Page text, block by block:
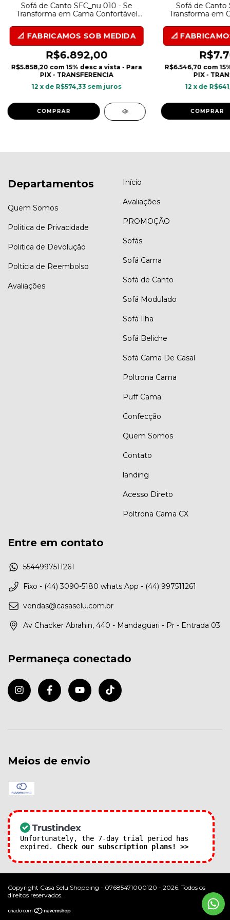
Sofá de Canto SFC_nu 010 - Se
Transforma em Cama Confortável
R$6.892,00
R$5.858,20 com 15% desc a vista - Para
PIX - TRANSFERENCIA
12 x de R$574,33 sem juros
COMPRAR
Sofá de Canto
Transforma em
R$6.546,70 com
PIX -
12 x de
COMPRAR
Departamentos
Quem Somos
Politica de Privacidade
Politica de Devolução
Polticia de Reembolso
Avaliações
Início
Avaliações
PROMOÇÃO
Sofás
Sofá Cama
Sofá de Canto
Sofá Modulado
Sofá Ilha
Sofá Beliche
Sofá Cama De Casal
Poltrona Cama
Puff Cama
Confecção
Quem Somos
Contato
landing
Acesso Direto
Poltrona Cama CX
Entre em contato
5544997511261
Fixo - (44) 3090-5180 whats App - (44) 997511261
vendas@casaselu.com.br
Av Chacker Abrahin, 440 - Mandaguari - Pr - Entrada 03
Permaneça conectado
Meios de envio
Unfortunately, the 7-day trial period has
expired. Check our subscription plans! >>
Copyright Casa Selu Shopping - 07685471000120 - 2026. Todos os
direitos reservados.